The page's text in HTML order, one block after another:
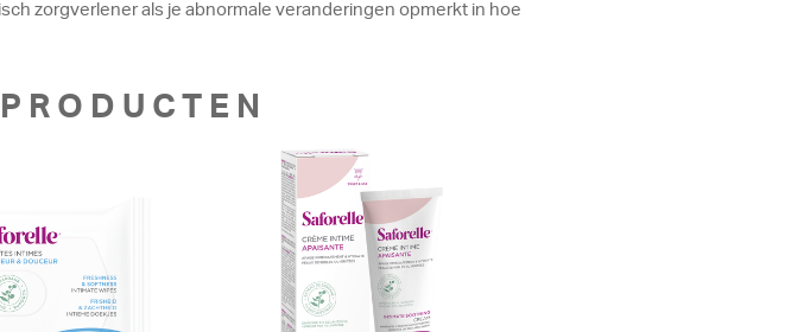
zorgverlener als je abnormale veranderingen opmerkt in hoe